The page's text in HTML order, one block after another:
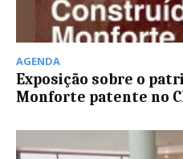
AGENDA
Exposição sobre o
Monforte patente no